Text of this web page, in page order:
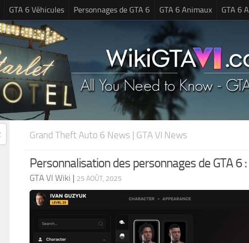
GTA 6 Véhicules Personnages de GTA 6 GTA 6 Animaux GTA 6
Grand Theft Auto 6 News | GTA VI News
Personnalisation des personnages de GTA
GTA VI Wiki | 25 AOÛT, 2025